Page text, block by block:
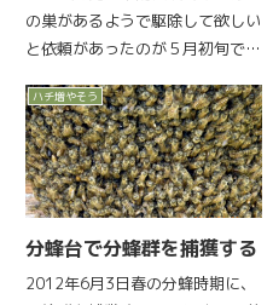
の巣があるようで駆除して欲しい
と依頼があったのが５月初旬でし
忙しくて、門真市まですぐに対応
できないです。待っていただいた
ら行きますが・・・。で、お伺い
できたのが９月２日の雨の日...
ハチ増やそう
分蜂台で分蜂群を捕獲する
2012年6月3日春の分蜂時期に、